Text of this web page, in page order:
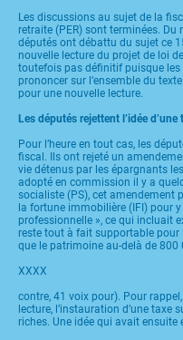
Les discussions au sujet de la
retraite (PER) sont terminées.
députés ont débattu du sujet ce
nouvelle lecture du projet de loi
toutefois pas définitif puisque
prononcer sur l’ensemble du
pour une nouvelle lecture.
Les députés rejettent l’idée d’une
Pour l’heure en tout cas, les
fiscal. Ils ont rejeté un
vie détenus par les épargnants
adopté en commission il y a
socialiste (PS), cet amendement
la fortune immobilière (IFI) pour
professionnelle », ce qui incluait
reste tout à fait supportable pour
que le patrimoine au-delà de 800
XXXX
contre, 41 voix pour). Pour
lecture, l’instauration d’une taxe
riches. Une idée qui avait ensuite